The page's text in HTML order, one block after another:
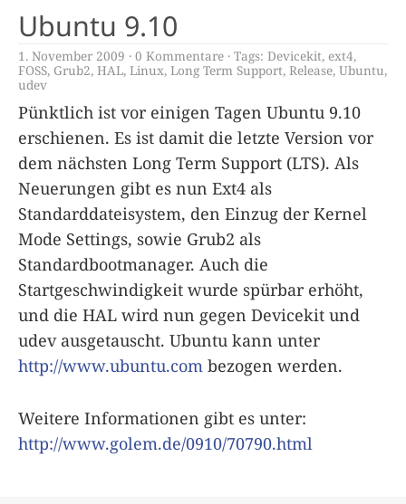
Ubuntu 9.10
1. November 2009 0 Kommentare Tags: Devicekit, ext4,
FOSS, Grub2, HAL, Linux, Long Term Support, Release, Ubuntu,
udev
Pünktlich ist vor einigen Tagen Ubuntu 9.10
erschienen. Es ist damit die letzte Version vor
dem nächsten Long Term Support (LTS). Als
Neuerungen gibt es nun Ext4 als
Standarddateisystem, den Einzug der Kernel
Mode Settings, sowie Grub2 als
Standardbootmanager. Auch die
Startgeschwindigkeit wurde spürbar erhöht,
und die HAL wird nun gegen Devicekit und
udev ausgetauscht. Ubuntu kann unter
http://www.ubuntu.com bezogen werden.
Weitere Informationen gibt es unter:
http://www.golem.de/0910/70790.html